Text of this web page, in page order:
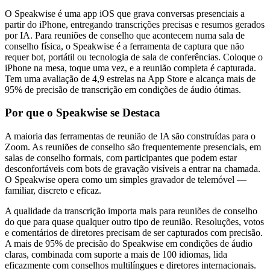
O Speakwise é uma app iOS que grava conversas presenciais a
partir do iPhone, entregando transcrições precisas e resumos gerados
por IA. Para reuniões de conselho que acontecem numa sala de
conselho física, o Speakwise é a ferramenta de captura que não
requer bot, portátil ou tecnologia de sala de conferências. Coloque o
iPhone na mesa, toque uma vez, e a reunião completa é capturada.
Tem uma avaliação de 4,9 estrelas na App Store e alcança mais de
95% de precisão de transcrição em condições de áudio ótimas.
Por que o Speakwise se Destaca
A maioria das ferramentas de reunião de IA são construídas para o
Zoom. As reuniões de conselho são frequentemente presenciais, em
salas de conselho formais, com participantes que podem estar
desconfortáveis com bots de gravação visíveis a entrar na chamada.
O Speakwise opera como um simples gravador de telemóvel —
familiar, discreto e eficaz.
A qualidade da transcrição importa mais para reuniões de conselho
do que para quase qualquer outro tipo de reunião. Resoluções, votos
e comentários de diretores precisam de ser capturados com precisão.
A mais de 95% de precisão do Speakwise em condições de áudio
claras, combinada com suporte a mais de 100 idiomas, lida
eficazmente com conselhos multilíngues e diretores internacionais.